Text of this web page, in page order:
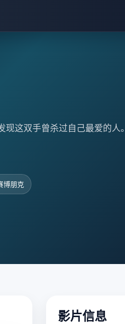
这双手曾杀过自己最爱的人。
博朋克
影片信息